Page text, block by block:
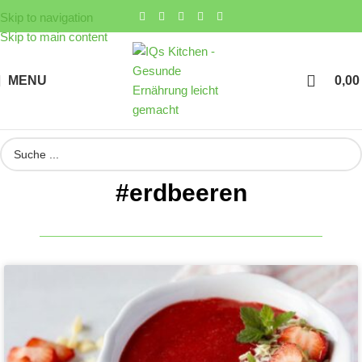
Skip to navigation
Skip to main content
MENU 0,00
#erdbeeren